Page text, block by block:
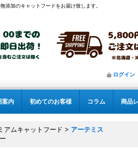
添加のキャットフードをお届け致します。
ログイン
案内 初めてのお客様 コラム 商品
アムキャットフード > アーテミス